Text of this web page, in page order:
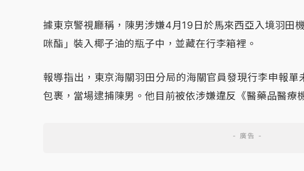
據東京警視廳稱，陳男涉嫌4月19日於馬來西亞入境羽田
咪酯」裝入椰子油的瓶子中，並藏在行李箱裡。
報導指出，東京海關羽田分局的海關官員發現行李申報
包裹，當場逮捕陳男。他目前被依涉嫌違反《醫藥品醫療